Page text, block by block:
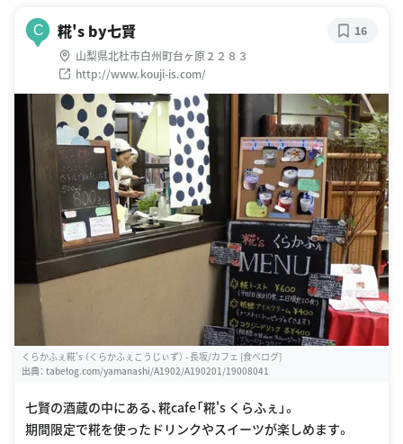
C 糀's by七賢
山梨県北杜市白州町台ヶ原２２８３
http://www.kouji-is.com/
16
くらかふぇ糀's （くらかふぇこうじぃず） - 長坂/カフェ [食べログ]
出典： tabelog.com/yamanashi/A1902/A190201/19008041
七賢の酒蔵の中にある、糀cafe「糀's くらふぇ」。
期間限定で糀を使ったドリンクやスイーツが楽しめます。